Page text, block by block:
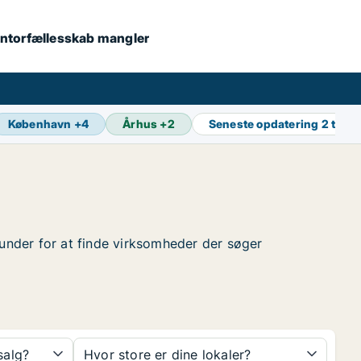
mangler
København +4 Århus +2 Seneste opdatering 2 t
for at finde virksomheder der søger
Hvor store er dine lokaler?